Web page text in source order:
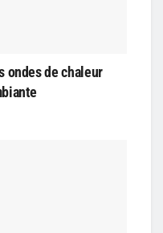
ondes de chaleur